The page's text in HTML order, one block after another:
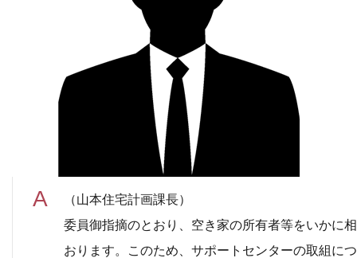
（山本住宅計画課長）
委員御指摘のとおり、空き家の所有者等をいかに
おります。このため、サポートセンターの取組に